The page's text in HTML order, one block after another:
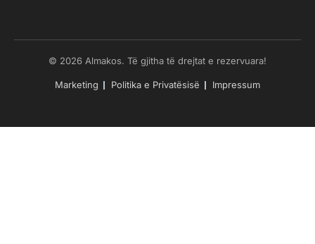
© 2026 Almakos. Të gjitha të drejtat e rezervuara!
Marketing Politika e Privatësisë Impressum